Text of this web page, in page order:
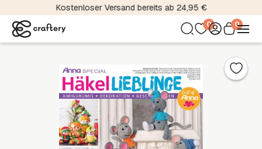
Kostenloser Versand bereits ab 24,95 €
0 0